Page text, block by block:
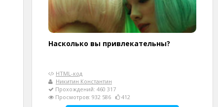
Насколько вы привлекательны?
HTML-код
Никитин Константин
Прохождений: 460 317
Просмотров: 932 586
412